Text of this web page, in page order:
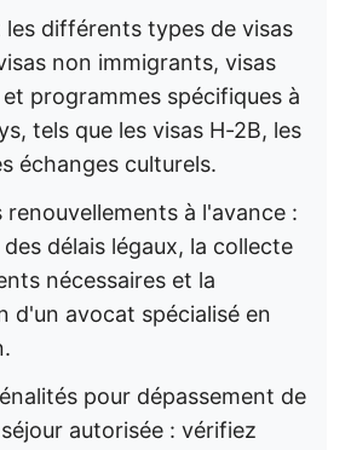
les différents types de visas
non immigrants, visas
programmes spécifiques à
tels que les visas H-2B, les
échanges culturels.
renouvellements à l'avance :
délais légaux, la collecte
nécessaires et la
d'un avocat spécialisé en
pour dépassement de
autorisée : vérifiez